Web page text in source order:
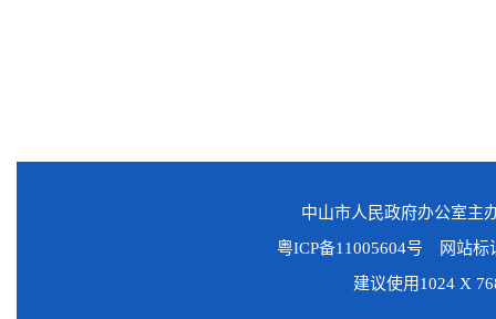
中山市人民政府办公室
粤ICP备11005604号 网站标
建议使用1024 X